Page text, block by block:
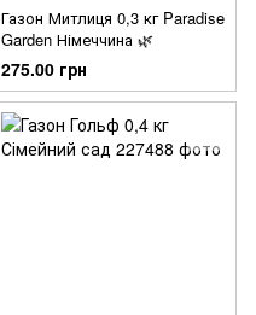
Газон Митлиця 0,3 кг Paradise
Garden Німеччина 🌿
275.00 грн